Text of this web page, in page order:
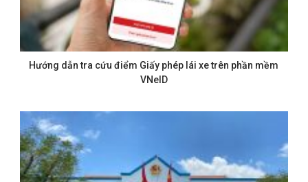
Hướng dẫn tra cứu điểm Giấy phép lái xe trên phần mềm
VNeID